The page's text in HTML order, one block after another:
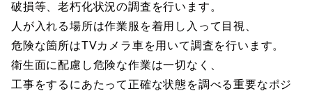
破損等、老朽化状況の調査を行います。
人が入れる場所は作業服を着用し入って目視、
危険な箇所はTVカメラ車を用いて調査を行います。
衛生面に配慮し危険な作業は一切なく、
工事をするにあたって正確な状態を調べる重要なポジ